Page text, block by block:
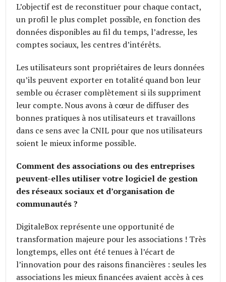
L’objectif est de reconstituer pour chaque contact,
un profil le plus complet possible, en fonction des
données disponibles au fil du temps, l’adresse, les
comptes sociaux, les centres d’intérêts.
Les utilisateurs sont propriétaires de leurs données
qu’ils peuvent exporter en totalité quand bon leur
semble ou écraser complètement si ils suppriment
leur compte. Nous avons à cœur de diffuser des
bonnes pratiques à nos utilisateurs et travaillons
dans ce sens avec la CNIL pour que nos utilisateurs
soient le mieux informe possible.
Comment des associations ou des entreprises
peuvent-elles utiliser votre logiciel de gestion
des réseaux sociaux et d’organisation de
communautés ?
DigitaleBox représente une opportunité de
transformation majeure pour les associations ! Très
longtemps, elles ont été tenues à l’écart de
l’innovation pour des raisons financières : seules les
associations les mieux financées avaient accès à ces